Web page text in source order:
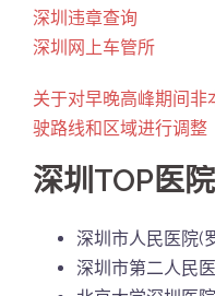
深圳违章查询
深圳网上车管所
关于对早晚高峰期间
驶路线和区域进行调整
深圳TOP医院
深圳市人民医院(
深圳市第二人民